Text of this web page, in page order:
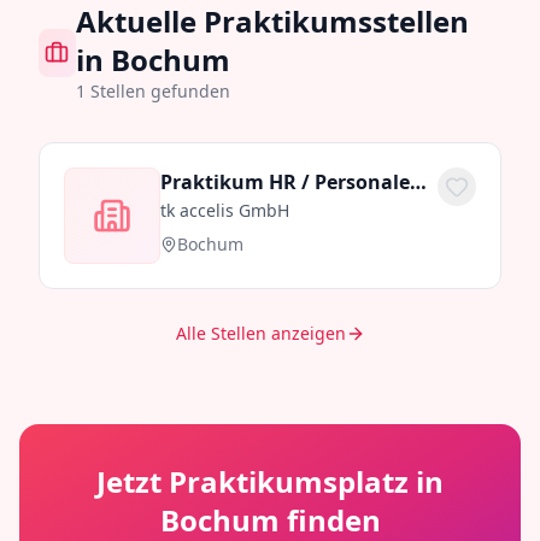
Aktuelle Praktikumsstellen
in Bochum
1 Stellen gefunden
Praktikum HR / Personalentwicklung im Bereich Ausbildung (m/w/d) | Start 01.10.2026
tk accelis GmbH
Bochum
Alle Stellen anzeigen
Jetzt Praktikumsplatz in
Bochum finden